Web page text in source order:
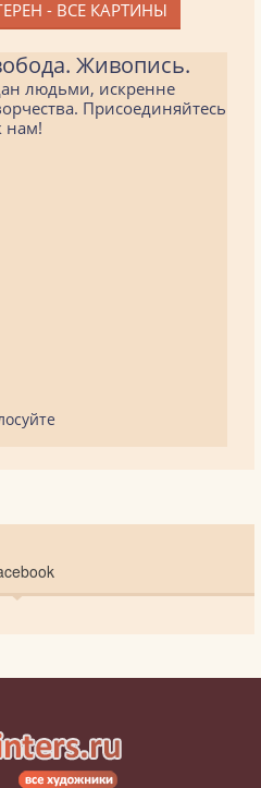
- ВСЕ КАРТИНЫ
Живопись.
людьми, искренне
Присоединяйтесь
нам!